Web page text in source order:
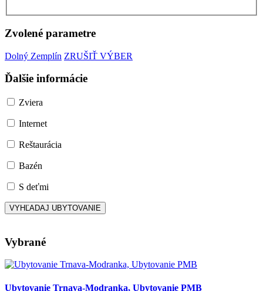
Zvolené parametre
Dolný Zemplín ZRUŠIŤ VÝBER
Ďalšie informácie
Zviera
Internet
Reštaurácia
Bazén
S deťmi
Vybrané
Ubytovanie Trnava-Modranka, Ubytovanie PMB